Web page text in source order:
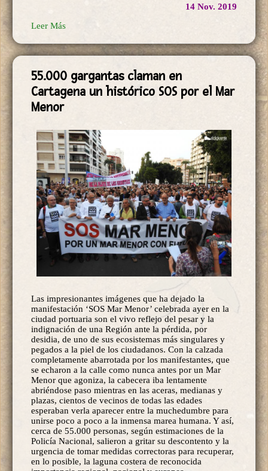
14 Nov. 2019
Leer Más
55.000 gargantas claman en
Cartagena un histórico SOS por el Mar
Menor
Las impresionantes imágenes que ha dejado la
manifestación ‘SOS Mar Menor’ celebrada ayer en la
ciudad portuaria son el vivo reflejo del pesar y la
indignación de una Región ante la pérdida, por
desidia, de uno de sus ecosistemas más singulares y
pegados a la piel de los ciudadanos. Con la calzada
completamente abarrotada por los manifestantes, que
se echaron a la calle como nunca antes por un Mar
Menor que agoniza, la cabecera iba lentamente
abriéndose paso mientras en las aceras, medianas y
plazas, cientos de vecinos de todas las edades
esperaban verla aparecer entre la muchedumbre para
unirse poco a poco a la inmensa marea humana. Y así,
cerca de 55.000 personas, según estimaciones de la
Policía Nacional, salieron a gritar su descontento y la
urgencia de tomar medidas correctoras para recuperar,
en lo posible, la laguna costera de reconocida